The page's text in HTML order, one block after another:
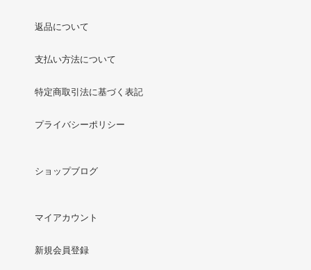
返品について
支払い方法について
特定商取引法に基づく表記
プライバシーポリシー
ショップブログ
マイアカウント
新規会員登録